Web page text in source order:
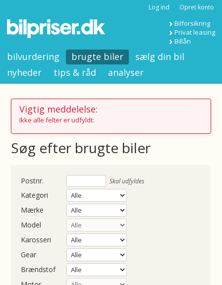
Log ind Opret konto
Bilforsikring
Privat leasing
Billån
bilvurdering brugte biler
sælg din bil
nyheder
tips & råd analyser
Vigtig meddelelse:
Ikke alle felter er udfyldt:
Søg efter brugte biler
Skal udfyldes
Kategori
Mærke
Model
Karosseri
Gear
Brændstof